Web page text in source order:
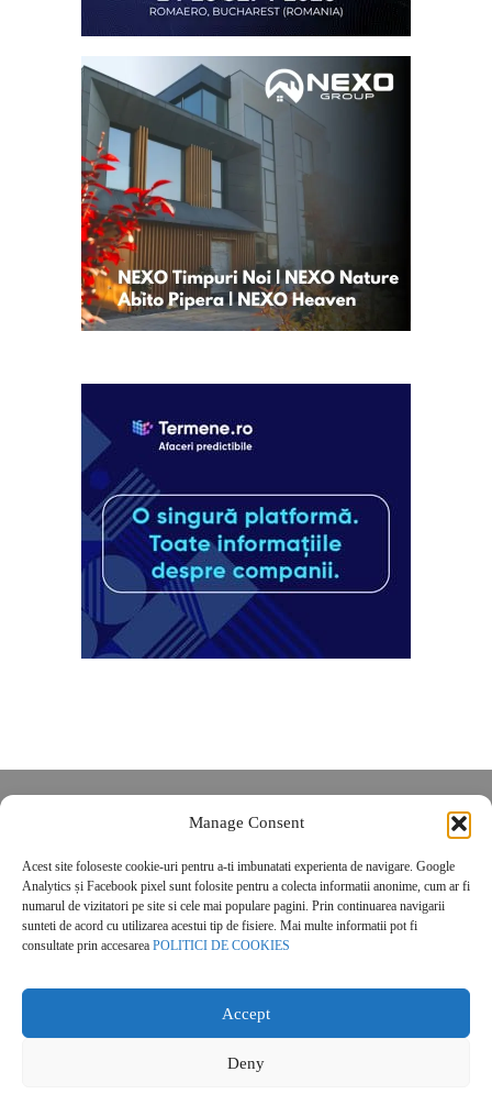
Manage Consent
Acest site foloseste cookie-uri pentru a-ti imbunatati experienta de navigare. Google
Analytics și Facebook pixel sunt folosite pentru a colecta informatii anonime, cum ar fi
numarul de vizitatori pe site si cele mai populare pagini. Prin continuarea navigarii
sunteti de acord cu utilizarea acestui tip de fisiere. Mai multe informatii pot fi
consultate prin accesarea POLITICI DE COOKIES
Accept
Deny
POLITICĂ DE CONFIDENȚIALITATE
Politica de cookies
© 2026 Real Estate Magazine. All Rights Reserved.